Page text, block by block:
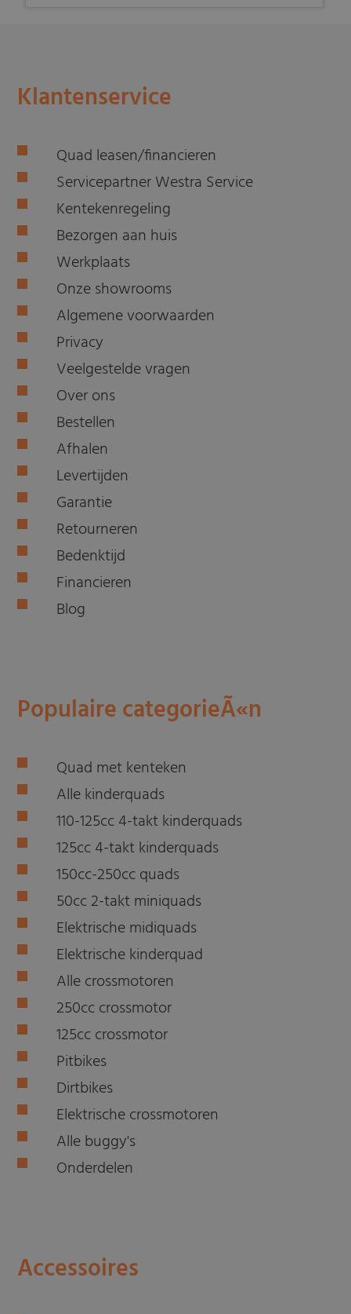
Klantenservice
Quad leasen/financieren
Servicepartner Westra Service
Kentekenregeling
Bezorgen aan huis
Werkplaats
Onze showrooms
Algemene voorwaarden
Privacy
Veelgestelde vragen
Over ons
Bestellen
Afhalen
Levertijden
Garantie
Retourneren
Bedenktijd
Financieren
Blog
Populaire categorieÃ«n
Quad met kenteken
Alle kinderquads
110-125cc 4-takt kinderquads
125cc 4-takt kinderquads
150cc-250cc quads
50cc 2-takt miniquads
Elektrische midiquads
Elektrische kinderquad
Alle crossmotoren
250cc crossmotor
125cc crossmotor
Pitbikes
Dirtbikes
Elektrische crossmotoren
Alle buggy's
Onderdelen
Accessoires